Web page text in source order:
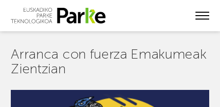
Arranca con fuerza Emakumeak
Zientzian